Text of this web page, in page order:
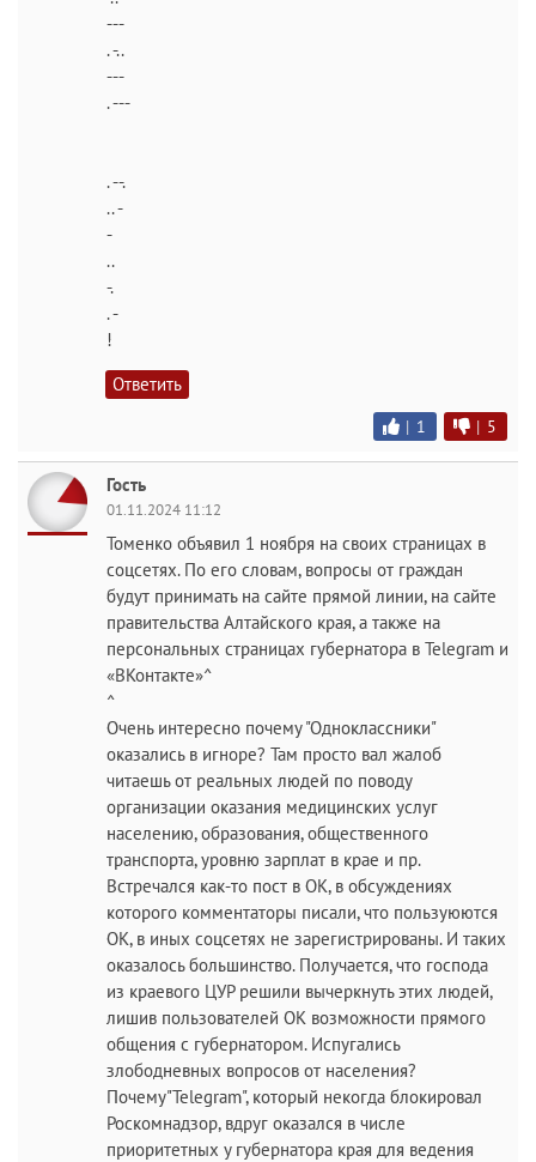
---
. -..
---
. ---
. --.
.. -
-
..
-.
. -
!
Ответить
| 1 | 5
Гость
01.11.2024 11:12
Томенко объявил 1 ноября на своих страницах в
соцсетях. По его словам, вопросы от граждан
будут принимать на сайте прямой линии, на сайте
правительства Алтайского края, а также на
персональных страницах губернатора в Telegram и
«ВКонтакте»^
^
Очень интересно почему "Одноклассники"
оказались в игноре? Там просто вал жалоб
читаешь от реальных людей по поводу
организации оказания медицинских услуг
населению, образования, общественного
транспорта, уровню зарплат в крае и пр.
Встречался как-то пост в ОК, в обсуждениях
которого комментаторы писали, что пользуюются
ОК, в иных соцсетях не зарегистрированы. И таких
оказалось большинство. Получается, что господа
из краевого ЦУР решили вычеркнуть этих людей,
лишив пользователей ОК возможности прямого
общения с губернатором. Испугались
злободневных вопросов от населения?
Почему"Telegram", который некогда блокировал
Роскомнадзор, вдруг оказался в числе
приоритетных у губернатора края для ведения